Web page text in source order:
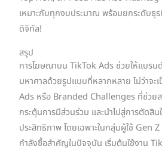
เหมาะกับทุกงบประมาณ พร้อมยกระดับธุร
ดิจิทัล!
สรุป
การโฆษณาบน TikTok Ads ช่วยให้แบรน
มหาศาลด้วยรูปแบบที่หลากหลาย ไม่ว่าจ
Ads หรือ Branded Challenges ที่ช่วย
กระตุ้นการมีส่วนร่วม และนำไปสู่การตัดสิน
ประสิทธิภาพ โดยเฉพาะในกลุ่มผู้ใช้ Gen
กำลังซื้อสำคัญในปัจจุบัน เริ่มต้นใช้งาน